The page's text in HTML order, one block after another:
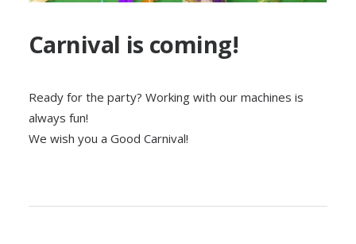
Carnival is coming!
Ready for the party? Working with our machines is
always fun!
We wish you a Good Carnival!